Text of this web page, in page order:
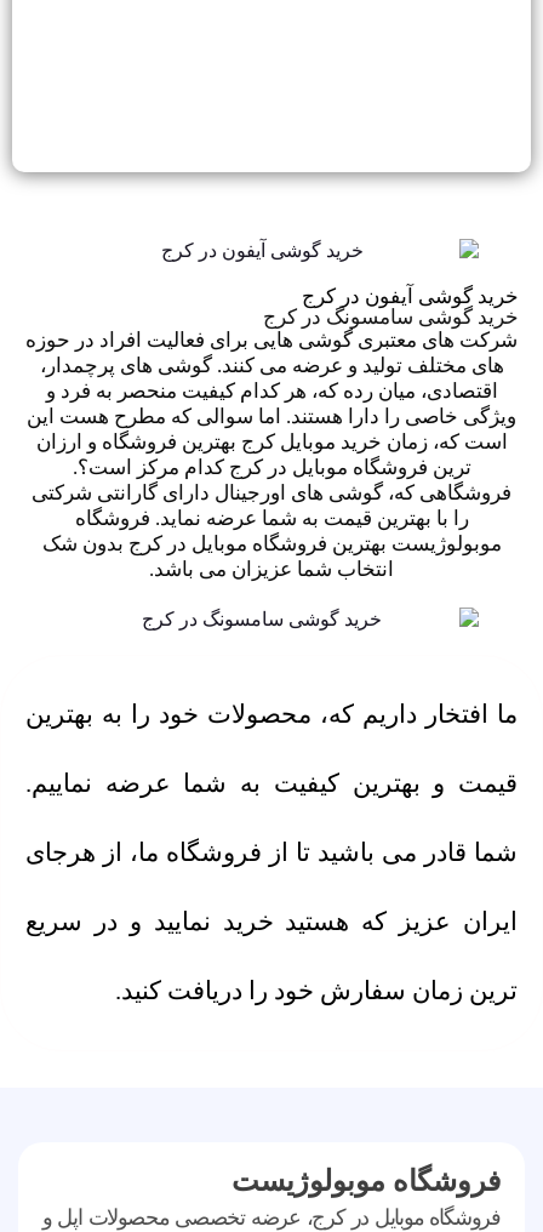
خرید گوشی آیفون در کرج
خرید گوشی سامسونگ در کرج
شرکت های معتبری گوشی هایی برای فعالیت افراد در حوزه
های مختلف تولید و عرضه می کنند.گوشی های پرچمدار،
اقتصادی، میان رده که، هر کدام کیفیت منحصر به فرد و
ویژگی خاصی را دارا هستند. اما سوالی که مطرح هست این
است که، زمان خرید موبایل کرج بهترین فروشگاه و ارزان
ترین فروشگاه موبایل در کرج کدام مرکز است؟.
فروشگاهی که، گوشی های اورجینال دارای گارانتی شرکتی
را با بهترین قیمت به شما عرضه نماید. فروشگاه
موبولوژیست بهترین فروشگاه موبایل در کرج بدون شک
انتخاب شما عزیزان می باشد.
ما افتخار داریم که، محصولات خود را به بهترین
قیمت و بهترین کیفیت به شما عرضه نماییم.
شما قادر می باشید تا از فروشگاه ما، از هرجای
ایران عزیز که هستید خرید نمایید و در سریع
ترین زمان سفارش خود را دریافت کنید.
فروشگاه موبولوژیست
فروشگاه موبایل در کرج، عرضه تخصصی محصولات اپل و